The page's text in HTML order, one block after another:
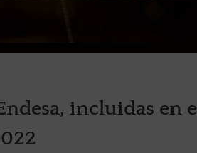
incluidas en